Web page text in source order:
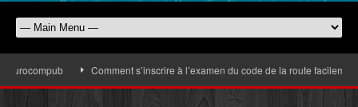
Comment s’inscrire à l’examen du code de la route facilement